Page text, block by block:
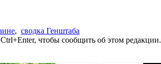
, сводка Генштаба
чтобы сообщить об этом редакции.